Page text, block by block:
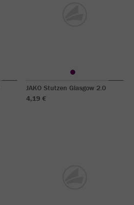
JAKO Stutzen Glasgow 2.0
4,19 €